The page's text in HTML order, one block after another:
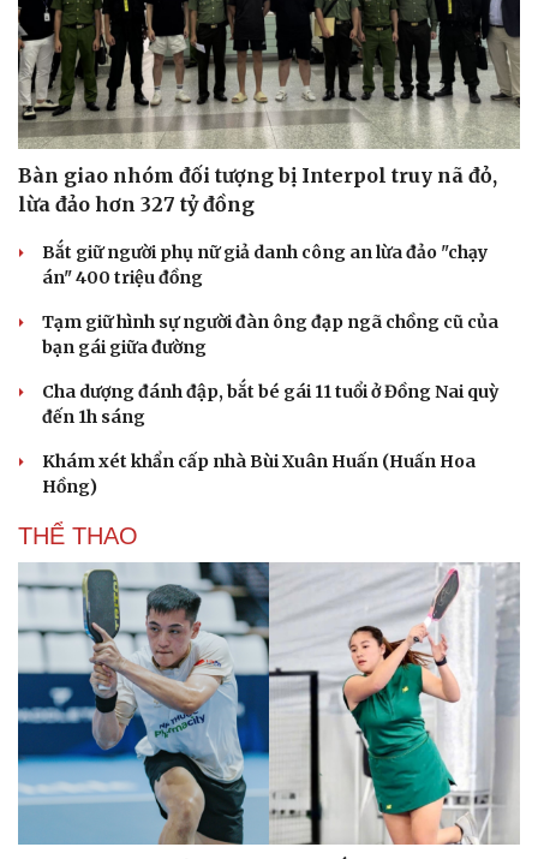
Bàn giao nhóm đối tượng bị Interpol truy nã đỏ,
lừa đảo hơn 327 tỷ đồng
Bắt giữ người phụ nữ giả danh công an lừa đảo "chạy
án" 400 triệu đồng
Tạm giữ hình sự người đàn ông đạp ngã chồng cũ của
bạn gái giữa đường
Cha dượng đánh đập, bắt bé gái 11 tuổi ở Đồng Nai quỳ
đến 1h sáng
Khám xét khẩn cấp nhà Bùi Xuân Huấn (Huấn Hoa
Hồng)
THỂ THAO